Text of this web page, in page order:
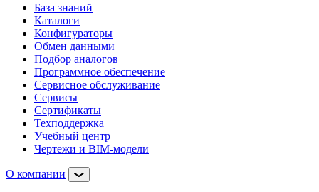
База знаний
Каталоги
Конфигураторы
Обмен данными
Подбор аналогов
Программное обеспечение
Сервисное обслуживание
Сервисы
Сертификаты
Техподдержка
Учебный центр
Чертежи и BIM-модели
О компании